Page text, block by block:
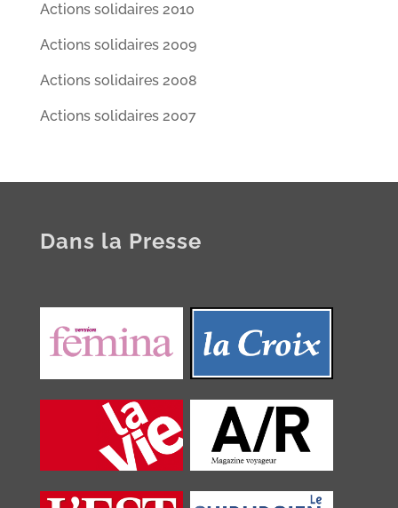
Actions solidaires 2010
Actions solidaires 2009
Actions solidaires 2008
Actions solidaires 2007
Dans la Presse